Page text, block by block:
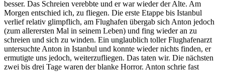
besser. Das Schreien verebbte und er war wieder der Alte. Am
Morgen entschied ich, zu fliegen. Die erste Etappe bis Istanbul
verlief relativ glimpflich, am Flughafen übergab sich Anton jedoch
(zum allerersten Mal in seinem Leben) und fing wieder an zu
schreien und sich zu winden. Ein unglaublich toller Flughafenarzt
untersuchte Anton in Istanbul und konnte wieder nichts finden, er
ermutigte uns jedoch, weiterzufliegen. Das taten wir. Die nächsten
zwei bis drei Tage waren der blanke Horror. Anton schrie fast